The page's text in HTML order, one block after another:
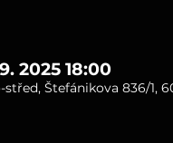
2025 18:00
střed, Štefánikova 836/1,